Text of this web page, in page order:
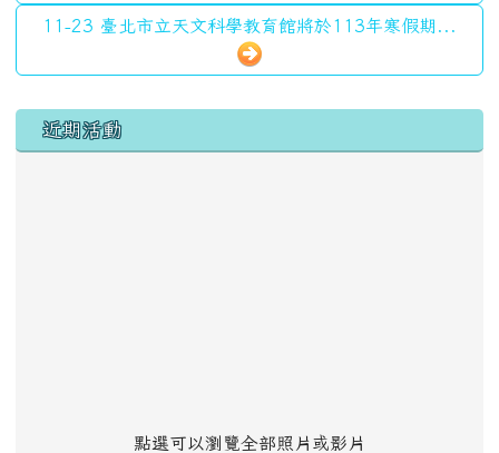
11-23 臺北市立天文科學教育館將於113年寒假期...
左邊區域內容
近期活動
點選可以瀏覽全部照片或影片